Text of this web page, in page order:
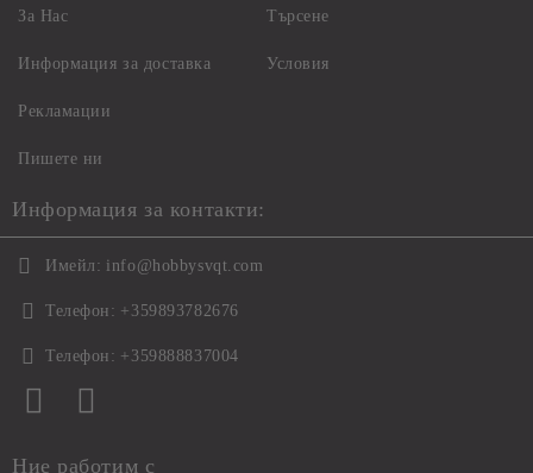
За Нас
Информация за доставка
Рекламации
Пишете ни
Търсене
Условия
Информация за контакти:
Имейл: info@hobbysvqt.com
Телефон: +359893782676
Телефон: +359888837004
Ние работим с